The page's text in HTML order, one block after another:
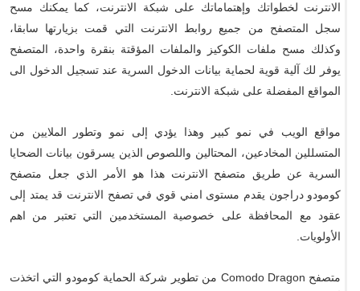
الانترنت لخطواتك وإهتماماتك على شبكة الانترنت، كما يمكنك مسح
سجل المتصفح من جميع روابط الانترنت التي قمت بزيارتها سابقا،
وكذلك مسح ملفات الكوكيز والملفات المؤقتة بنقرة واحدة، المتصفح
يوفر لك آلية قوية لحماية بيانات الدخول السرية عند تسجيل الدخول الى
المواقع المفضلة على شبكة الانترنت.
مواقع الويب في نمو كبير وهذا يؤدي إلى نمو وتطور الملايين من
المتسللين المخادعين، المحتالين واللصوص الذين يسرقون بيانات الضحايا
السرية عن طريق متصفح الانترنت هذا هو الأمر الذي جعل متصفح
كومودو دراجون يقدم مستوى امني قوي في تصفح الانترنت قد يمتد إلى
عقود مع المحافظة على خصوصية المستخدمين التي تعتبر من اهم
الأولويات.
متصفح Comodo Dragon من تطوير شركة الحماية كومودو التي اتخذت